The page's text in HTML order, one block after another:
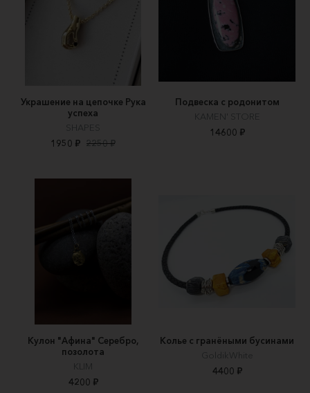
Украшение на цепочке Рука
успеха
SHAPES
1950 ₽ 2250 ₽
Подвеска с родонитом
KAMEN' STORE
14600 ₽
Кулон "Афина" Серебро,
позолота
KLIM
4200 ₽
Колье с гранёными бусинами
GoldikWhite
4400 ₽